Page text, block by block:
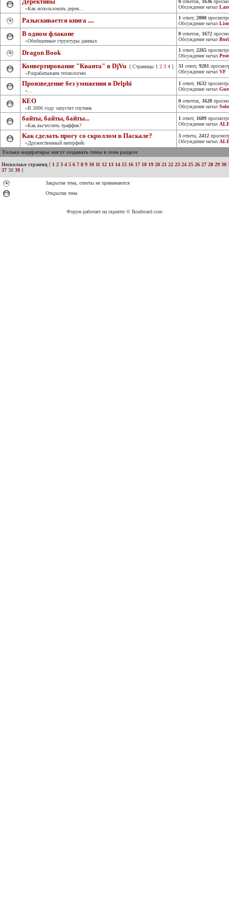
»Как использовать дерек...
0 ответов, 1636
Обсуждение начал Lars
Разыскивается книга .... 1 ответ, 2000
Обсуждение начал
В одном флаконе
»Обобщенные структуры данных
0 ответов, 1672
Обсуждение начал
Dragon Book 1 ответ, 2265
Обсуждение начал
Конвертирование "Кванта" в DjVu [ Страницы 1 2 3 4 ]
»Разрабатываем технологию
31 ответ, 9281
Обсуждение начал VF
Произведение без умнжения в Delphi
»...
1 ответ, 1632
Обсуждение начал
КЕО
»В 2006 году запустят спутник
0 ответов, 1620
Обсуждение начал
байты, байты, байты...
»Как вычеслить траффик?
1 ответ, 1609
Обсуждение начал
Как сделать прогу со скроллом в Паскале?
»Дружественный интерфейс
3 ответа, 2412
Обсуждение начал
Только модераторы могут создавать темы в этом разделе
Несколько страниц [ 1 2 3 4 5 6 7 8 9 10 11 12 13 14 15 16 17 18 19 20 21 22 23 24 25 26 27 28 29 30
37 38 39 ]
Закрытая тема, ответы не принимаются
Открытая тема
Форум работает на скрипте © Ikonboard.com